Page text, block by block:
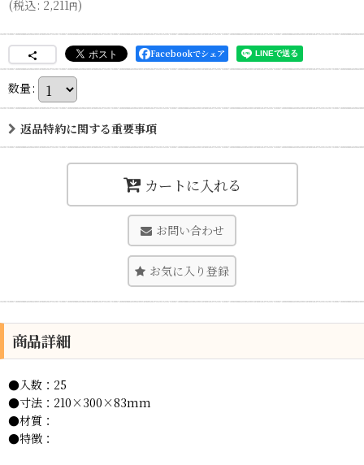
(税込: 2,211円)
Facebookでシェア
数量:
返品特約に関する重要事項
カートに入れる
お問い合わせ
お気に入り登録
商品詳細
●入数：25
●寸法：210×300×83mm
●材質：
●特徴：